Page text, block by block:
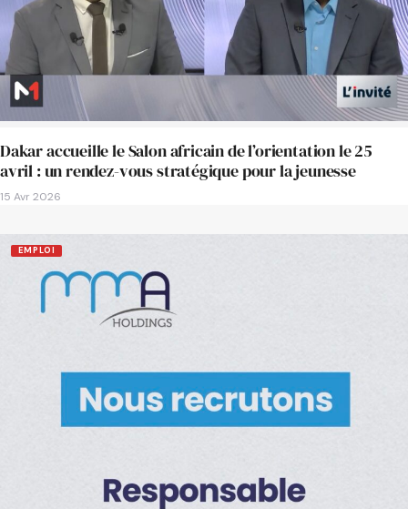
Dakar accueille le Salon africain de l’orientation le 25
avril : un rendez-vous stratégique pour la jeunesse
15 Avr 2026
EMPLOI